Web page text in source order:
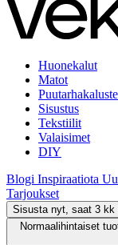
Huonekalut
Matot
Sisustus
Tekstiilit
Valaisimet
DIY
Blogi Inspiraatiota
Tarjoukset
Sisusta nyt, saat 3 kk
Normaalihintaiset